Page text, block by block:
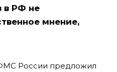
в РФ не
мнение,
России предложил